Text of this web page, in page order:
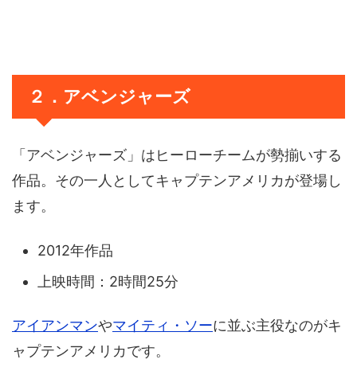
２．アベンジャーズ
「アベンジャーズ」はヒーローチームが勢揃いする
作品。その一人としてキャプテンアメリカが登場し
ます。
2012年作品
上映時間：2時間25分
アイアンマンやマイティ・ソーに並ぶ主役なのがキ
ャプテンアメリカです。